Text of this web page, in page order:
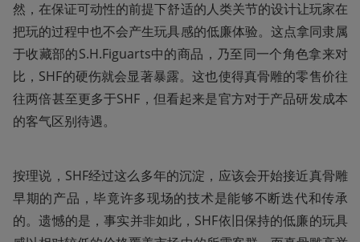
然，在保证可动性的前提下舒适的人类关节的设计让玩家在
把玩的过程中也不会产生玩具感的低廉体验。这点拿同隶属
于收藏部的S.H.Figuarts中的商品，乃至同一个角色拿来对
比，SHF的硬伤就会显著暴露。这也使得真骨雕的零售价往
往两倍甚至更多于SHF，但看起来是官方对于产品研发成本
的客气区别待遇。
按理说，SHF经过这么多年的沉淀，应该会开始接近真骨雕
早期的产品，毕竟许多现场的技术是能够不断迭代和传承
的。遗憾的是，事实并非如此，SHF依旧保持的低廉的玩具